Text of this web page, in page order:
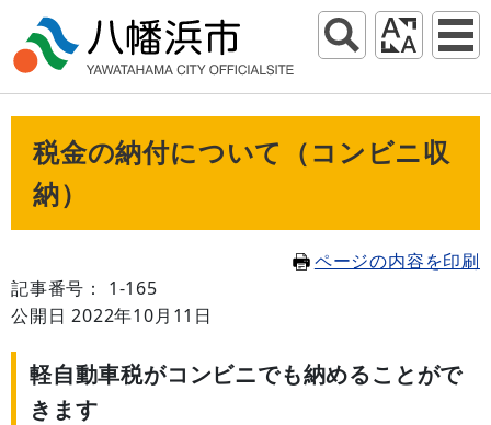
税金の納付について（コンビニ収
納）
ページの内容を印刷
記事番号： 1-165
公開日 2022年10月11日
軽自動車税がコンビニでも納めることがで
きます